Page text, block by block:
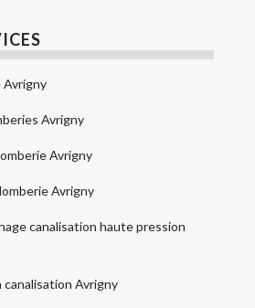
Avrigny
Avrigny
Avrigny
Avrigny
canalisation haute pression
canalisation Avrigny